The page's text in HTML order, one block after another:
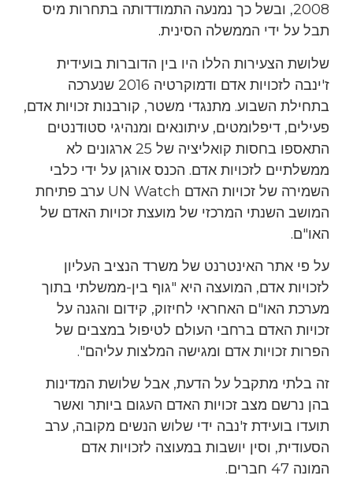
2008, ובשל כך נמנעה התמודדותה בתחרות מיס
תבל על ידי הממשלה הסינית.
שלושת הצעירות הללו היו בין הדוברות בועידית
ז'ינבה לזכויות אדם ודמוקרטיה 2016 שנערכה
בתחילת השבוע. מתנגדי משטר, קורבנות זכויות אדם,
פעילים, דיפלומטים, עיתונאים ומנהיגי סטודנטים
התאספו בחסות קואליציה של 25 ארגונים לא
ממשלתיים לזכויות אדם. הכנס אורגן על ידי כלבי
השמירה של זכויות האדם UN Watch ערב פתיחת
המושב השנתי המרכזי של מועצת זכויות האדם של
האו"ם.
על פי אתר האינטרנט של משרד הנציב העליון
לזכויות אדם, המועצה היא "גוף בין-ממשלתי בתוך
מערכת האו"ם האחראי לחיזוק, קידום והגנה על
זכויות האדם ברחבי העולם לטיפול במצבים של
הפרות זכויות אדם ומגישה המלצות עליהם".
זה בלתי מתקבל על הדעת, אבל שלושת המדינות
בהן נרשם מצב זכויות האדם העגום ביותר ואשר
תועדו בועידת ז'נבה ידי שלוש הנשים מקובה, ערב
הסעודית, וסין יושבות במעוצה לזכויות אדם
המונה 47 חברים.